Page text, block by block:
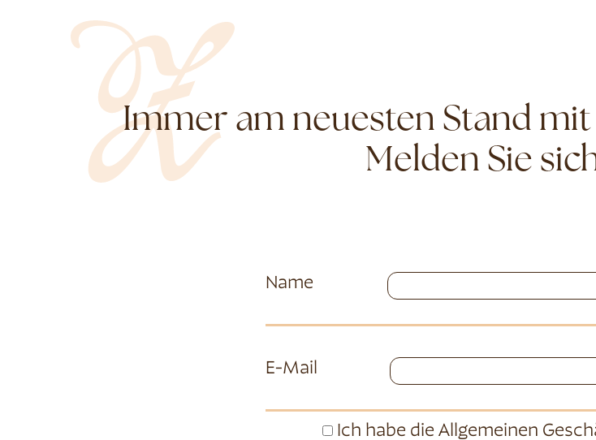
Immer am neuesten Stand
Melden Sie
Name
E-Mail
Ich habe die Allgemeinen